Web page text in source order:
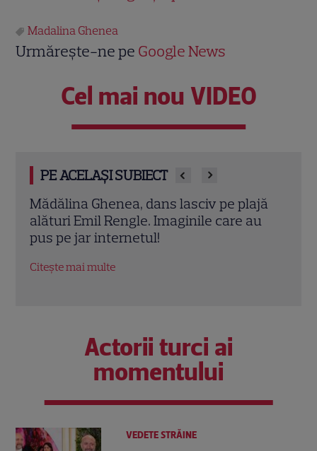
Madalina Ghenea
Urmărește-ne pe Google News
Cel mai nou VIDEO
PE ACELAȘI SUBIECT
Mădălina Ghenea și Richard Abou Zaki,
din nou împreună în Italia. Ce proiect de
succes îi aduce alături. Imagini de la
Actorii turci ai
momentului
VEDETE STRĂINE